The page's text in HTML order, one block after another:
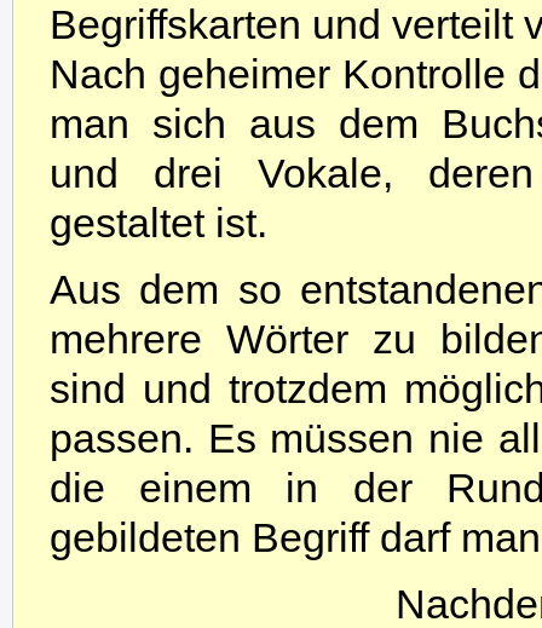
Begriffskarten und verteilt
Nach geheimer Kontrolle
man sich aus dem
und drei Vokale,
gestaltet ist.
Aus dem so
mehrere Wörter zu
sind und trotzdem
passen. Es müssen nie
die einem in der
gebildeten Begriff darf